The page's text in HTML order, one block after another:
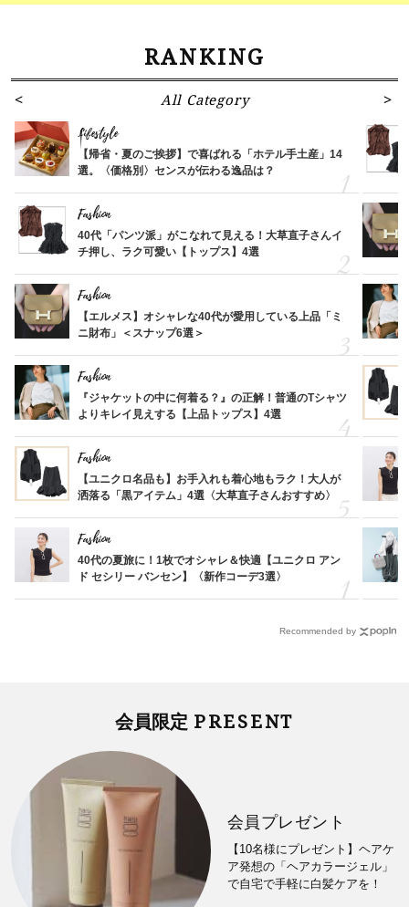
RANKING
All Category
Lifestyle
【帰省・夏のご挨拶】で喜ばれる「ホテル手土産」14
選。〈価格別〉センスが伝わる逸品は？
Fashion
40代「パンツ派」がこなれて見える！大草直子さんイ
チ押し、ラク可愛い【トップス】4選
Fashion
【エルメス】オシャレな40代が愛用している上品「ミ
ニ財布」＜スナップ6選＞
Fashion
『ジャケットの中に何着る？』の正解！普通のTシャツ
よりキレイ見えする【上品トップス】4選
Fashion
【ユニクロ名品も】お手入れも着心地もラク！大人が
洒落る「黒アイテム」4選〈大草直子さんおすすめ〉
Fashion
40代の夏旅に！1枚でオシャレ＆快適【ユニクロ アン
ド セシリー バンセン】〈新作コーデ3選〉
Recommended by
会員限定 PRESENT
会員プレゼント
【10名様にプレゼント】ヘアケ
ア発想の「ヘアカラージェル」
で自宅で手軽に白髪ケアを！